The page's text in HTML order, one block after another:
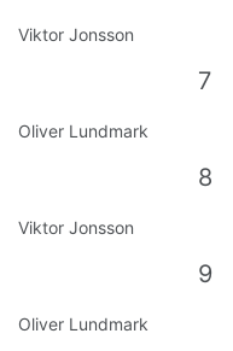
Viktor Jonsson
7
Oliver Lundmark
8
Viktor Jonsson
9
Oliver Lundmark